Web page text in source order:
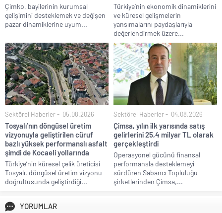
Çimko, bayilerinin kurumsal
gelişimini desteklemek ve değişen
pazar dinamiklerine uyum...
Türkiye’nin ekonomik dinamiklerini
ve küresel gelişmelerin
yansımalarını paydaşlarıyla
değerlendirmek üzere...
Sektörel Haberler 05.08.2026
Tosyalı’nın döngüsel üretim
vizyonuyla geliştirilen cüruf
bazlı yüksek performanslı asfalt
şimdi de Kocaeli yollarında
Türkiye’nin küresel çelik üreticisi
Tosyalı, döngüsel üretim vizyonu
doğrultusunda geliştirdiği...
Sektörel Haberler 04.08.2026
Çimsa, yılın ilk yarısında satış
gelirlerini 25,4 milyar TL olarak
gerçekleştirdi
Operasyonel gücünü finansal
performansla desteklemeyi
sürdüren Sabancı Topluluğu
şirketlerinden Çimsa,...
YORUMLAR